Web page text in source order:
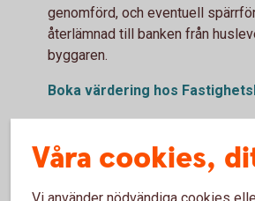
genomförd, och eventuell
återlämnad till banken från
byggaren.
Boka värdering hos
Gör gärna en kostnadsfri
FamiljensJurister
Våra cookies,
Vi använder nödvändiga cookies